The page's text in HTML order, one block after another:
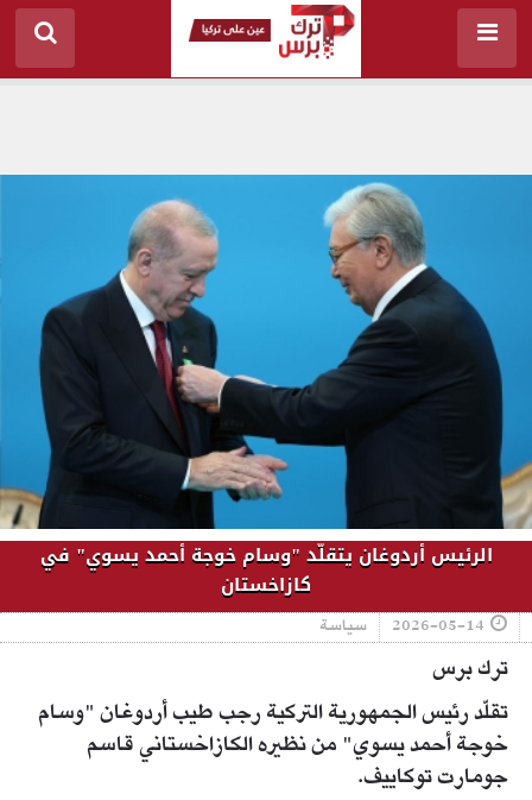
الرئيس أردوغان يتقلّد "وسام خوجة أحمد يسوي" في
كازاخستان
2026-05-14 سياسة
ترك برس
تقلّد رئيس الجمهورية التركية رجب طيب أردوغان "وسام
خوجة أحمد يسوي" من نظيره الكازاخستاني قاسم
جومارت توكاييف.